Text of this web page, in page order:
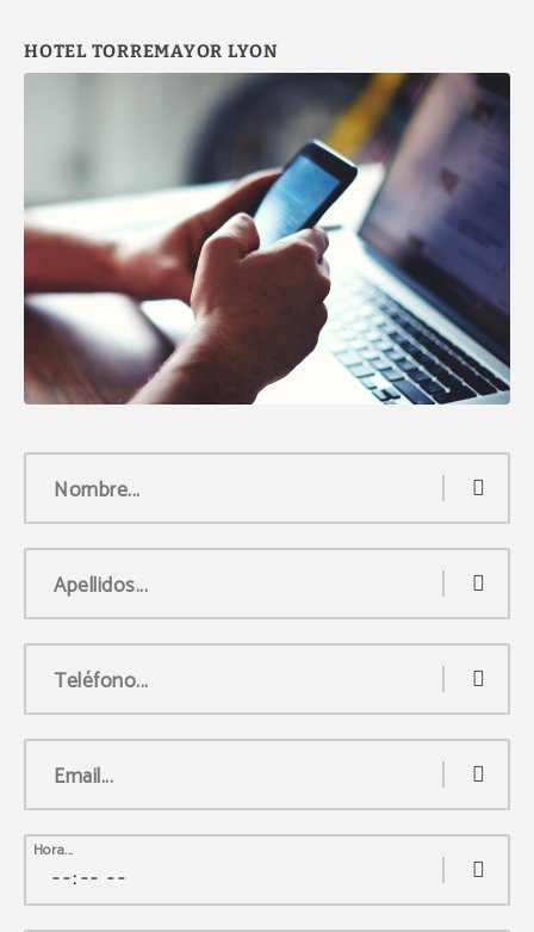
Nombre...
Apellidos...
Teléfono...
Email...
Hora...
por reservar con antelación y otras
RESERVAR